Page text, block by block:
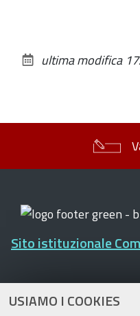
USIAMO I COOKIES
documento
ultima modifica
Sito istituzionale
Privacy policy|DPO